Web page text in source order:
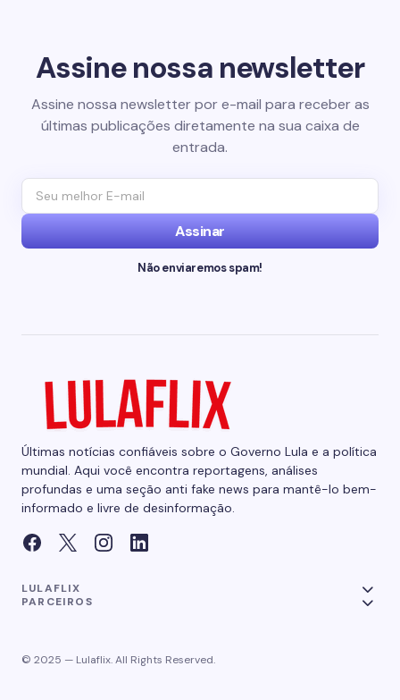
Assine nossa newsletter
Assine nossa newsletter por e-mail para receber as
últimas publicações diretamente na sua caixa de
entrada.
Assinar
Não enviaremos spam!
Últimas notícias confiáveis sobre o Governo Lula e a política
mundial. Aqui você encontra reportagens, análises
profundas e uma seção anti fake news para mantê-lo bem-
informado e livre de desinformação.
LULAFLIX
PARCEIROS
© 2025 — Lulaflix. All Rights Reserved.